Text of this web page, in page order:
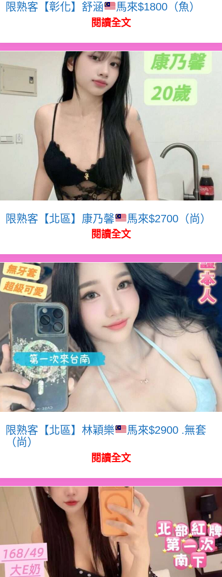
限熟客【彰化】舒涵 馬來$1800（魚）
閱讀全文
限熟客【北區】康乃馨 馬來$2700（尚）
閱讀全文
限熟客【北區】林穎樂
馬來$2900 .無套
（尚）
閱讀全文